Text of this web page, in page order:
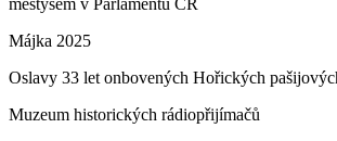
městysem v Parlamentu ČR
Májka 2025
Oslavy 33 let onbovených Hořických
Muzeum historických rádiopřijímačů